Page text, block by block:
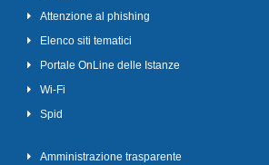
Attenzione al phishing
Elenco siti tematici
Portale OnLine delle Istanze
Wi-Fi
Spid
Amministrazione trasparente